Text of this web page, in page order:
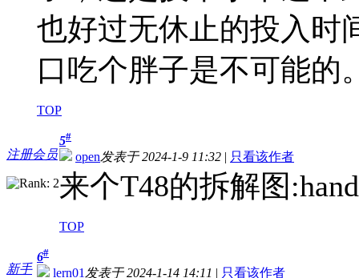
也好过无休止的投入时
口吃个胖子是不可能的
TOP
注册会员
5#
open发表于 2024-1-9 11:32 | 只看该作者
来个T48的拆解图
TOP
新手
6#
lern01 发表于 2024-1-14 14:11 | 只看该作者